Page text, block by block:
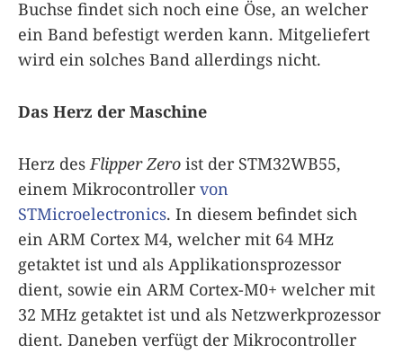
Buchse findet sich noch eine Öse, an welcher
ein Band befestigt werden kann. Mitgeliefert
wird ein solches Band allerdings nicht.
Das Herz der Maschine
Herz desFlipper Zero ist der STM32WB55,
einem Mikrocontrollervon
STMicroelectronics. In diesem befindet sich
ein ARM Cortex M4, welcher mit 64 MHz
getaktet ist und als Applikationsprozessor
dient, sowie ein ARM Cortex-M0+ welcher mit
32 MHz getaktet ist und als Netzwerkprozessor
dient. Daneben verfügt der Mikrocontroller